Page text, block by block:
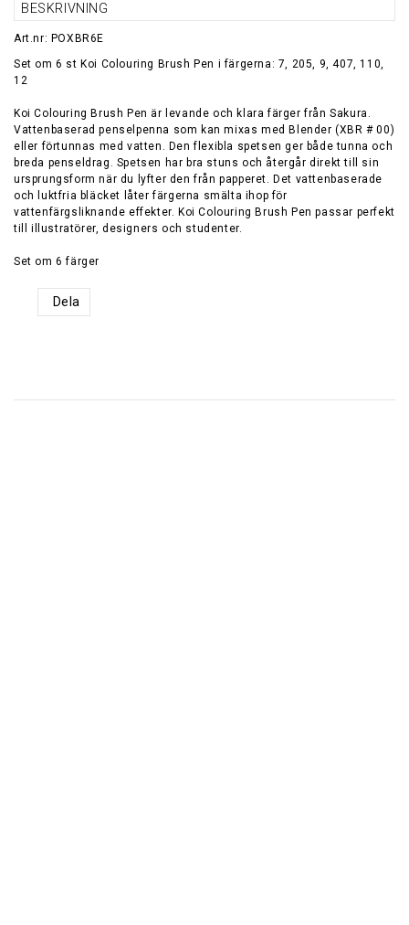
BESKRIVNING
Art.nr: POXBR6E
Set om 6 st Koi Colouring Brush Pen i färgerna: 7, 205, 9, 407, 110,
12
Koi Colouring Brush Pen är levande och klara färger från Sakura.
Vattenbaserad penselpenna som kan mixas med Blender (XBR # 00)
eller förtunnas med vatten. Den flexibla spetsen ger både tunna och
breda penseldrag. Spetsen har bra stuns och återgår direkt till sin
ursprungsform när du lyfter den från papperet. Det vattenbaserade
och luktfria bläcket låter färgerna smälta ihop för
vattenfärgsliknande effekter. Koi Colouring Brush Pen passar perfekt
till illustratörer, designers och studenter.
Set om 6 färger
Dela